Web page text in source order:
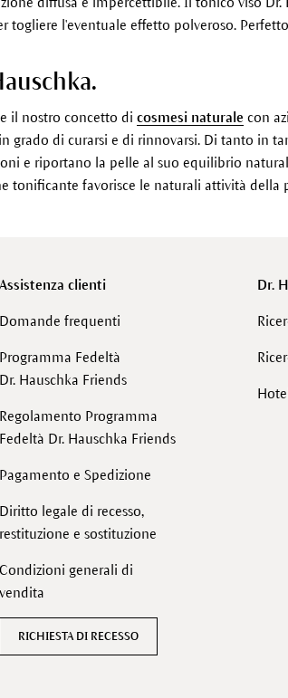
togliere l'eventuale effetto polveroso.
il nostro concetto dicosmesi naturale con
grado di curarsi e di rinnovarsi. Di tanto in
e riportano la pelle al suo equilibrio
tonificante favorisce le naturali attività
Assistenza clienti
Domande frequenti
Programma Fedeltà
Dr. Hauschka Friends
Regolamento Programma
Fedeltà Dr. Hauschka Friends
Pagamento e Spedizione
Diritto legale di recesso,
restituzione e sostituzione
Condizioni generali di
vendita
RICHIESTA DI RECESSO
Dr.